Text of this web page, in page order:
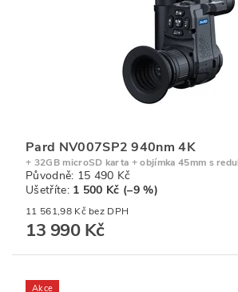
Pard NV007SP2 940nm 4K
+ 32GB microSD karta + objímka 45mm s
Původně: 15 490 Kč
Ušetříte: 1 500 Kč (–9 %)
11 561,98 Kč bez DPH
13 990 Kč
Akce